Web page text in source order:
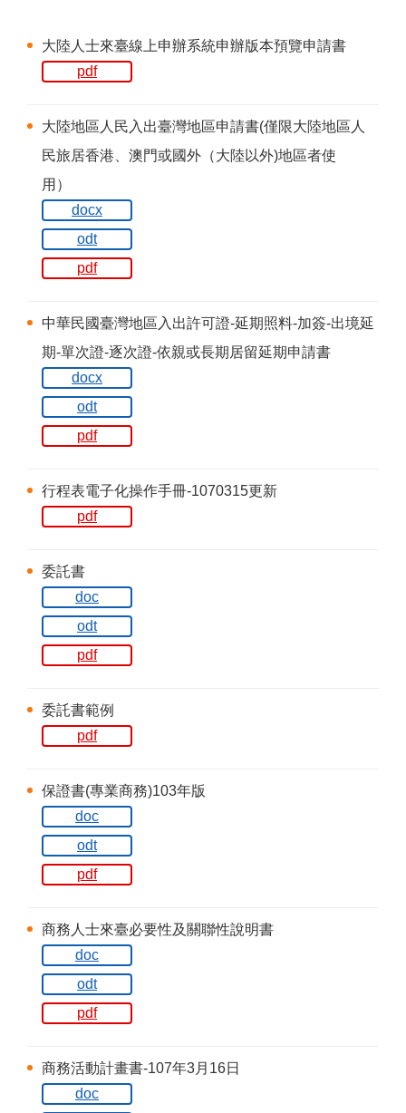
大陸人士來臺線上申辦系統申辦版本預覽申請書
pdf
大陸地區人民入出臺灣地區申請書(僅限大陸地區人
民旅居香港、澳門或國外（大陸以外)地區者使
用）
docx
odt
pdf
中華民國臺灣地區入出許可證-延期照料-加簽-出境延
期-單次證-逐次證-依親或長期居留延期申請書
docx
odt
pdf
行程表電子化操作手冊-1070315更新
pdf
委託書
doc
odt
pdf
委託書範例
pdf
保證書(專業商務)103年版
doc
odt
pdf
商務人士來臺必要性及關聯性說明書
doc
odt
pdf
商務活動計畫書-107年3月16日
doc